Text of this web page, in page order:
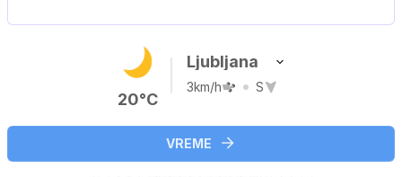
20°C
Ljubljana
3km/h S
VREME